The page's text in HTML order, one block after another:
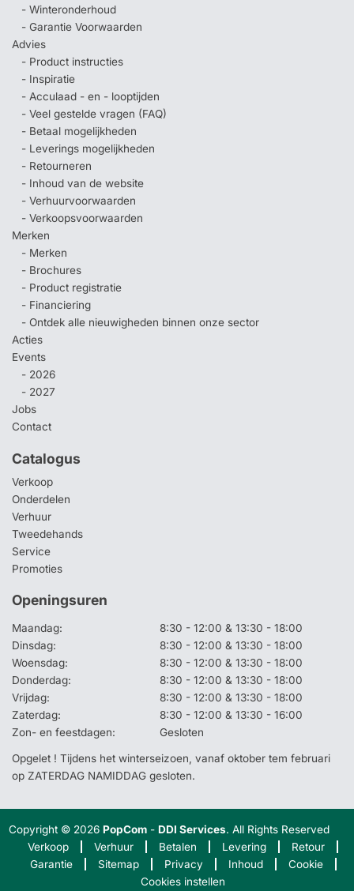
- Winteronderhoud
- Garantie Voorwaarden
Advies
- Product instructies
- Inspiratie
- Acculaad - en - looptijden
- Veel gestelde vragen (FAQ)
- Betaal mogelijkheden
- Leverings mogelijkheden
- Retourneren
- Inhoud van de website
- Verhuurvoorwaarden
- Verkoopsvoorwaarden
Merken
- Merken
- Brochures
- Product registratie
- Financiering
- Ontdek alle nieuwigheden binnen onze sector
Acties
Events
- 2026
- 2027
Jobs
Contact
Catalogus
Verkoop
Onderdelen
Verhuur
Tweedehands
Service
Promoties
Openingsuren
Maandag:
8:30 - 12:00 & 13:30 - 18:00
Dinsdag:
8:30 - 12:00 & 13:30 - 18:00
Woensdag:
8:30 - 12:00 & 13:30 - 18:00
Donderdag:
8:30 - 12:00 & 13:30 - 18:00
Vrijdag:
8:30 - 12:00 & 13:30 - 18:00
Zaterdag:
8:30 - 12:00 & 13:30 - 16:00
Zon- en feestdagen:
Gesloten
Opgelet ! Tijdens het winterseizoen, vanaf oktober tem februari
op ZATERDAG NAMIDDAG gesloten.
Copyright © 2026PopCom -DDI Services. All Rights Reserved
Verkoop
Verhuur Betalen Levering
Retour
Garantie
Sitemap Privacy Inhoud
Cookie
Cookies instellen